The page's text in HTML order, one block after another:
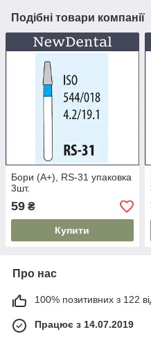
Подібні товари компанії
Бори (A+), RS-31 упаковка
3шт.
59 ₴
Купити
Про нас
100% позитивних з 122
Працює з 14.07.2019